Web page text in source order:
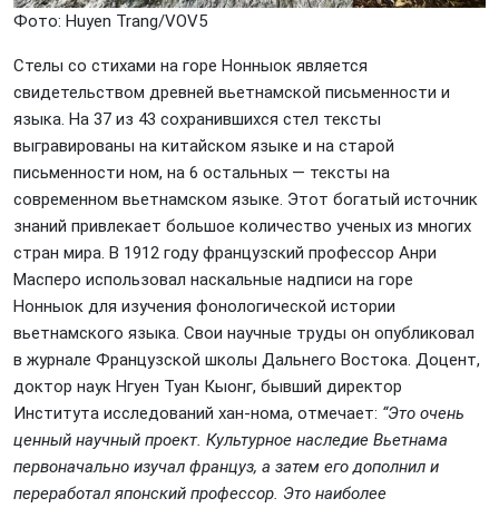
Фото: Huyеn Trang/VOV5
Стелы со стихами на горе Нонныок является
свидетельством древней вьетнамской письменности и
языка. На 37 из 43 сохранившихся стел тексты
выгравированы на китайском языке и на старой
письменности ном, на 6 остальных — тексты на
современном вьетнамском языке. Этот богатый источник
знаний привлекает большое количество ученых из многих
стран мира. В 1912 году французский профессор Анри
Масперо использовал наскальные надписи на горе
Нонныок для изучения фонологической истории
вьетнамского языка. Свои научные труды он опубликовал
в журнале Французской школы Дальнего Востока. Доцент,
доктор наук Нгуен Туан Кыонг, бывший директор
Института исследований хан-нома, отмечает: “Это очень
ценный научный проект. Культурное наследие Вьетнама
первоначально изучал француз, а затем его дополнил и
переработал японский профессор. Это наиболее